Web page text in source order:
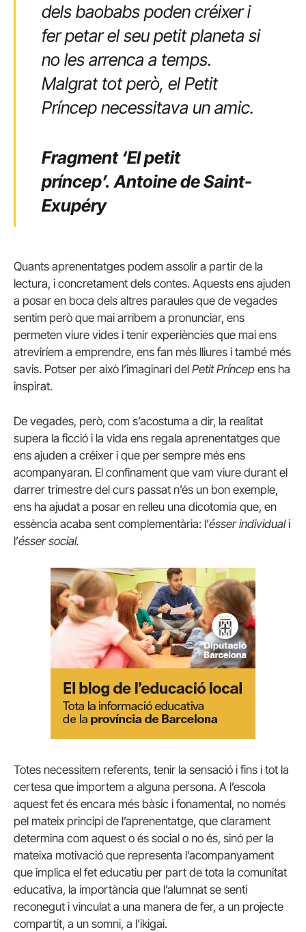
dels baobabs poden créixer i
fer petar el seu petit planeta si
no les arrenca a temps.
Malgrat tot però, el Petit
Príncep necessitava un amic.
Fragment ‘El petit
príncep’.Antoine de Saint-
Exupéry
Quants aprenentatges podem assolir a partir de la
lectura, i concretament dels contes. Aquests ens ajuden
a posar en boca dels altres paraules que de vegades
sentim però que mai arribem a pronunciar, ens
permeten viure vides i tenir experiències que mai ens
atreviríem a emprendre, ens fan més lliures i també més
savis. Potser per això l’imaginari del Petit Príncep ens ha
inspirat.
De vegades, però, com s’acostuma a dir, la realitat
supera la ficció i la vida ens regala aprenentatges que
ens ajuden a créixer i que per sempre més ens
acompanyaran. El confinament que vam viure durant el
darrer trimestre del curs passat n’és un bon exemple,
ens ha ajudat a posar en relleu una dicotomia que, en
essència acaba sent complementària: l’ésser individuali
l’ésser social.
Totes necessitem referents, tenir la sensació i fins i tot la
certesa que importem a alguna persona. A l’escola
aquest fet és encara més bàsic i fonamental, no només
pel mateix principi de l’aprenentatge, que clarament
determina com aquest o és social o no és, sinó per la
mateixa motivació que representa l’acompanyament
que implica el fet educatiu per part de tota la comunitat
educativa, la importància que l’alumnat se senti
reconegut i vinculat a una manera de fer, a un projecte
compartit, a un somni, a l’ikigai.